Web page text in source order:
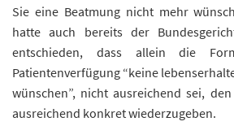
Sie eine Beatmung nicht mehr
hatte auch bereits der
entschieden, dass allein die
Patientenverfügung “keine
wünschen”, nicht ausreichend sei,
ausreichend konkret wiederzugeben.